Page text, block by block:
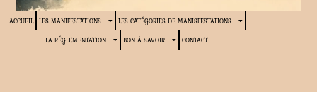
ACCUEIL LES MANIFESTATIONS LES CATÉGORIES DE MANISFESTATIONS
LA RÉGLEMENTATION BON À SAVOIR CONTACT